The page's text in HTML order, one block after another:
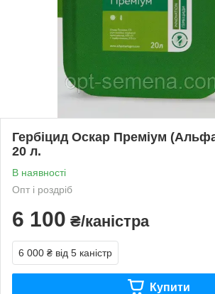
Гербіцид Оскар Преміум
20 л.
В наявності
Опт і роздріб
6 100 ₴/каністра
6 000 ₴ від 5 каністр
Купити